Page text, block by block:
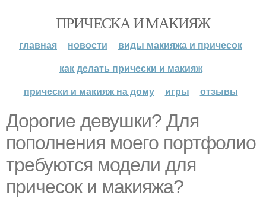
ПРИЧЕСКА И МАКИЯЖ
главная новости
виды макияжа и причесок
как делать прически и макияж
прически и макияж на дому
игры отзывы
Дорогие девушки? Для
пополнения моего портфолио
требуются модели для
причесок и макияжа?